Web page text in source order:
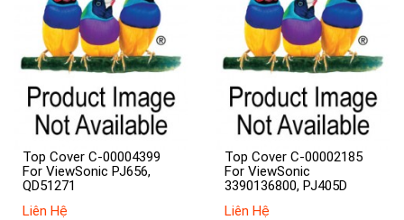
Top Cover C-00004399
For ViewSonic PJ656,
QD51271
Liên Hệ
Top Cover C-00002185
For ViewSonic
3390136800, PJ405D
Liên Hệ